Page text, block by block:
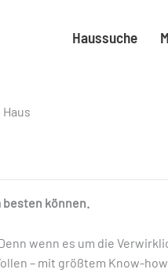
Haussuche
besten können.
wenn es um die
– mit größtem Know-